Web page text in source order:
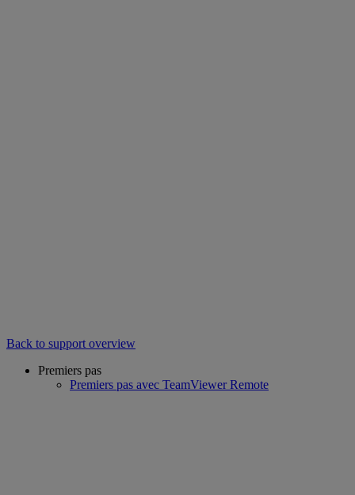
Back to support overview
Premiers pas
Premiers pas avec TeamViewer Remote